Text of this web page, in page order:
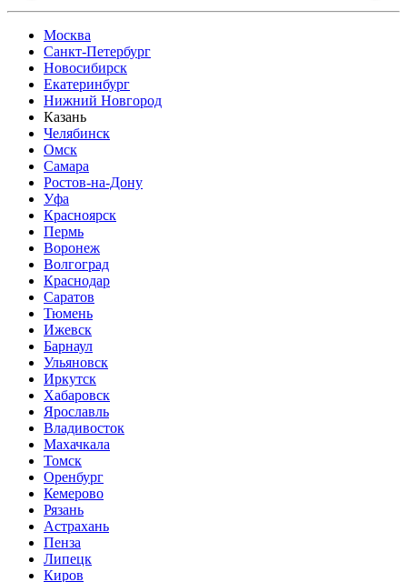
Москва
Санкт-Петербург
Новосибирск
Екатеринбург
Нижний Новгород
Казань
Челябинск
Омск
Самара
Ростов-на-Дону
Уфа
Красноярск
Пермь
Воронеж
Волгоград
Краснодар
Саратов
Тюмень
Ижевск
Барнаул
Ульяновск
Иркутск
Хабаровск
Ярославль
Владивосток
Махачкала
Томск
Оренбург
Кемерово
Рязань
Астрахань
Пенза
Липецк
Киров